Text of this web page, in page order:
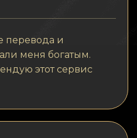
перевода и
меня богатым.
этот сервис